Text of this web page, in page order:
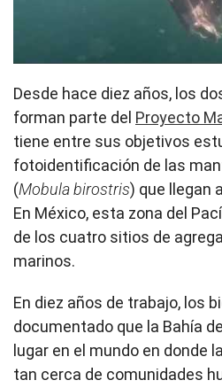
Desde hace diez años, los
forman parte del Proyecto
tiene entre sus objetivos
fotoidentificación de las
(Mobula birostris) que llegan
En México, esta zona del
de los cuatro sitios de
marinos.
En diez años de trabajo, los
documentado que la Bahía
lugar en el mundo en donde
tan cerca de comunidades